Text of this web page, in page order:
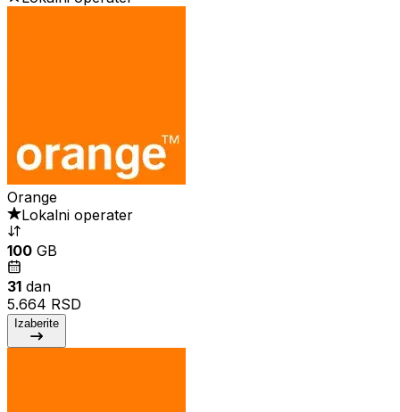
Orange
Lokalni operater
100 GB
31 dan
5.664 RSD
Izaberite